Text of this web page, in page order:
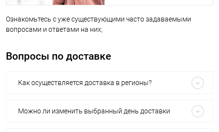
Ознакомьтесь с уже существующими часто задаваемыми
вопросами и ответами на них;
Вопросы по доставке
Как осуществляется доставка в регионы?
Можно ли изменить выбранный день доставки